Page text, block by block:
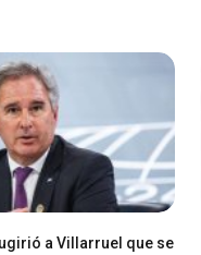
a Villarruel que se